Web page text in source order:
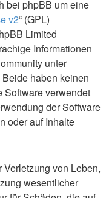
bei phpBB um eine
v2“ (GPL)
Limited
Informationen
unter
haben keinen
Software verwendet
der Software
oder auf Inhalte
von Leben,
wesentlicher